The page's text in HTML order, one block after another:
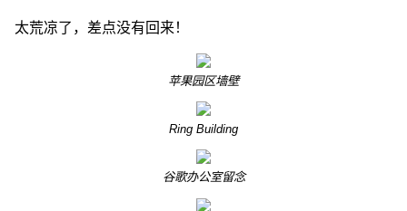
太荒凉了，差点没有回来！
苹果园区墙壁
Ring Building
谷歌办公室留念